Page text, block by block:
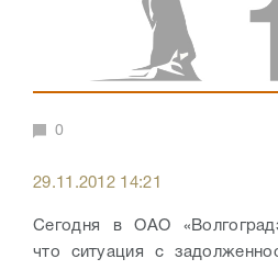
0
29.11.2012 14:21
Сегодня в ОАО
что ситуация с